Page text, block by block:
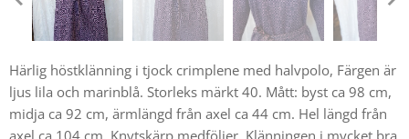
Härlig höstklänning i tjock crimplene med halvpolo, Färgen är
ljus lila och marinblå. Storleks märkt 40. Mått: byst ca 98 cm,
midja ca 92 cm, ärmlängd från axel ca 44 cm. Hel längd från
axel ca 104 cm. Knytskärp medföljer. Klänningen i mycket bra